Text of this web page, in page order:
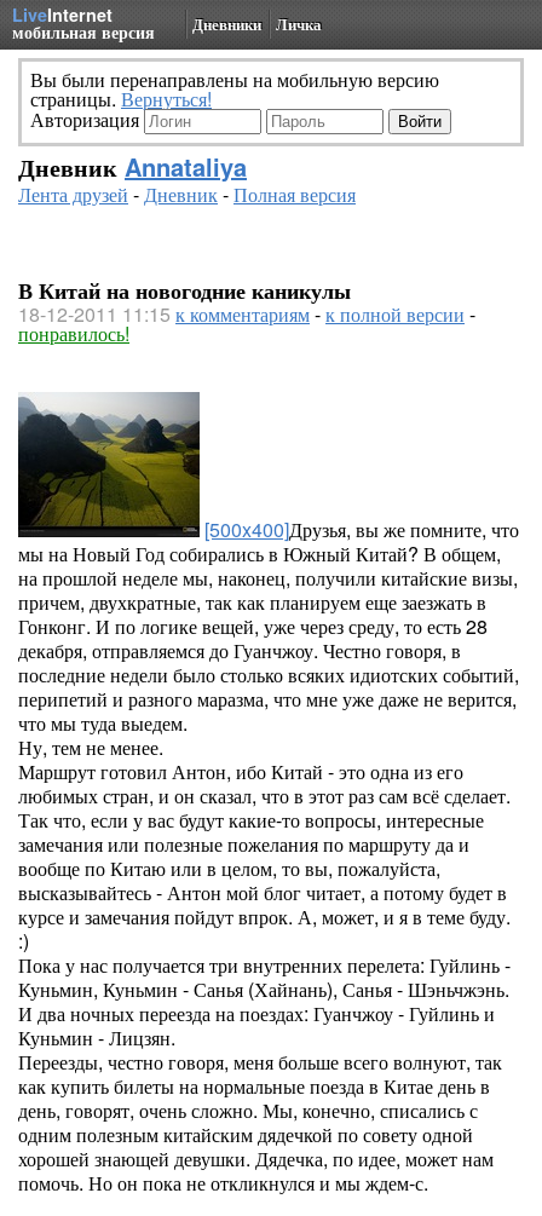
LiveInternet
мобильная версия Дневники Личка
Вы были перенаправлены на мобильную версию
страницы. Вернуться!
Авторизация
Дневник Annataliya
Лента друзей -Дневник-Полная версия
В Китай на новогодние каникулы
18-12-2011 11:15 к комментариям-к полной версии -
понравилось!
[500x400]Друзья, вы же помните, что
мы на Новый Год собирались в Южный Китай? В общем,
на прошлой неделе мы, наконец, получили китайские визы,
причем, двухкратные, так как планируем еще заезжать в
Гонконг. И по логике вещей, уже через среду, то есть 28
декабря, отправляемся до Гуанчжоу. Честно говоря, в
последние недели было столько всяких идиотских событий,
перипетий и разного маразма, что мне уже даже не верится,
что мы туда выедем.
Ну, тем не менее.
Маршрут готовил Антон, ибо Китай - это одна из его
любимых стран, и он сказал, что в этот раз сам всё сделает.
Так что, если у вас будут какие-то вопросы, интересные
замечания или полезные пожелания по маршруту да и
вообще по Китаю или в целом, то вы, пожалуйста,
высказывайтесь - Антон мой блог читает, а потому будет в
курсе и замечания пойдут впрок. А, может, и я в теме буду.
:)
Пока у нас получается три внутренних перелета: Гуйлинь -
Куньмин, Куньмин - Санья (Хайнань), Санья - Шэньчжэнь.
И два ночных переезда на поездах: Гуанчжоу - Гуйлинь и
Куньмин - Лицзян.
Переезды, честно говоря, меня больше всего волнуют, так
как купить билеты на нормальные поезда в Китае день в
день, говорят, очень сложно. Мы, конечно, списались с
одним полезным китайским дядечкой по совету одной
хорошей знающей девушки. Дядечка, по идее, может нам
помочь. Но он пока не откликнулся и мы ждем-с.